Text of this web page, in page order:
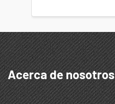
Acerca de nosotros